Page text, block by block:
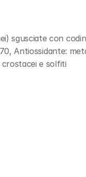
sgusciate con
Antiossidante:
e solfiti